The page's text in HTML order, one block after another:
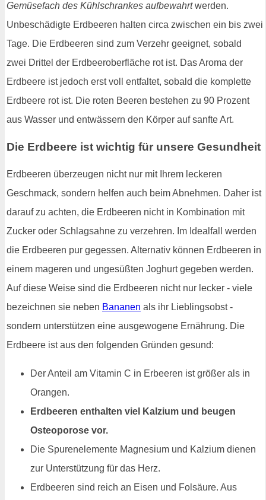
Gemüsefach des Kühlschrankes aufbewahrtwerden.
Unbeschädigte Erdbeeren halten circa zwischen ein bis zwei
Tage. Die Erdbeeren sind zum Verzehr geeignet, sobald
zwei Drittel der Erdbeeroberfläche rot ist. Das Aroma der
Erdbeere ist jedoch erst voll entfaltet, sobald die komplette
Erdbeere rot ist. Die roten Beeren bestehen zu 90 Prozent
aus Wasser und entwässern den Körper auf sanfte Art.
Die Erdbeere ist wichtig für unsere Gesundheit
Erdbeeren überzeugen nicht nur mit Ihrem leckeren
Geschmack, sondern helfen auch beim Abnehmen. Daher ist
darauf zu achten, die Erdbeeren nicht in Kombination mit
Zucker oder Schlagsahne zu verzehren. Im Idealfall werden
die Erdbeeren pur gegessen. Alternativ können Erdbeeren in
einem mageren und ungesüßten Joghurt gegeben werden.
Auf diese Weise sind die Erdbeeren nicht nur lecker - viele
bezeichnen sie neben Bananen als ihr Lieblingsobst -
sondern unterstützen eine ausgewogene Ernährung. Die
Erdbeere ist aus den folgenden Gründen gesund:
Der Anteil am Vitamin C in Erbeeren ist größer als in
Orangen.
Erdbeeren enthalten viel Kalzium und beugen
Osteoporose vor.
Die Spurenelemente Magnesium und Kalzium dienen
zur Unterstützung für das Herz.
Erdbeeren sind reich an Eisen und Folsäure. Aus